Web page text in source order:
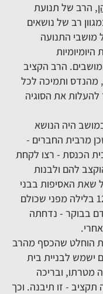
, הרב של תנועת
רב של נושאים
מושבי התנועה
הרב הקציב
מהנדס ותמיכה לכל
את הסוגיה
היה הנושא
מרבית החברים -
הכנסת - רצו לקחת
להם ולבנות
שאת האסיפות בבני
דרור מסיימים עד 12 בלילה מפני שכולם
בבוקר - נדחתה
הוחלט שהכסף מהרב
ישמש לבניית בית
מטרתו, ובריכה
תקציב - זו תיבנה. וכך